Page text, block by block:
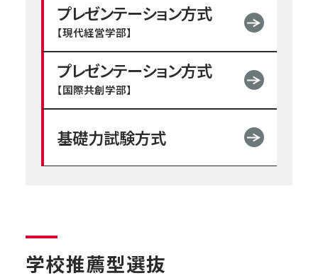
プレゼンテーション方式
【現代経営学部】
プレゼンテーション方式
【国際共創学部】
基礎力試験方式
学校推薦型選抜